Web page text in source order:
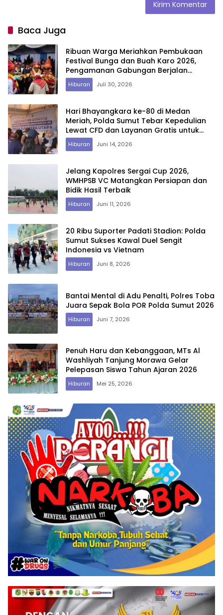
Baca Juga
Ribuan Warga Meriahkan Pembukaan
Festival Bunga dan Buah Karo 2026,
Pengamanan Gabungan Berjalan
Maksimal
Hiburan Juli 30, 2026
Hari Bhayangkara ke-80 di Medan
Meriah, Polda Sumut Tebar Kepedulian
Lewat CFD dan Layanan Gratis untuk
Warga
Hiburan Juni 14, 2026
Jelang Kapolres Sergai Cup 2026,
WMHPSB VC Matangkan Persiapan dan
Bidik Hasil Terbaik
Hiburan Juni 11, 2026
20 Ribu Suporter Padati Stadion: Polda
Sumut Sukses Kawal Duel Sengit
Indonesia vs Vietnam
Hiburan Juni 8, 2026
Bantai Mental di Adu Penalti, Polres Toba
Juara Sepak Bola POR Polda Sumut 2026
Hiburan Juni 7, 2026
Penuh Haru dan Kebanggaan, MTs Al
Washliyah Tanjung Morawa Gelar
Pelepasan Siswa Tahun Ajaran 2026
Hiburan Mei 25, 2026